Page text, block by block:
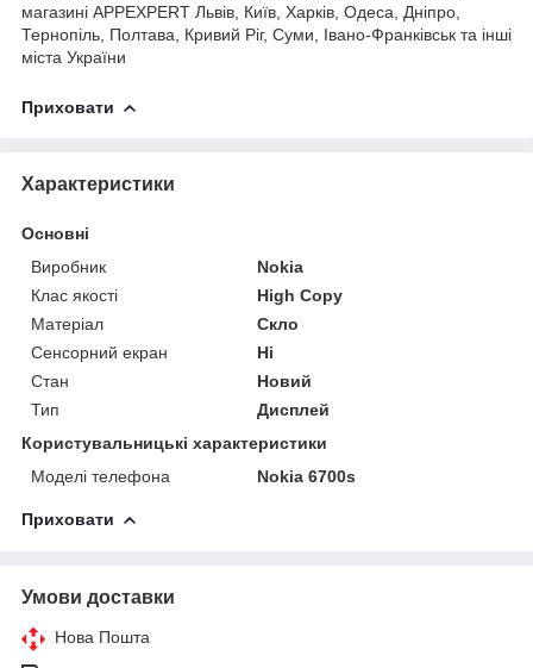
магазині APPEXPERT Львів, Київ, Харків, Одеса, Дніпро,
Тернопіль, Полтава, Кривий Ріг, Суми, Івано-Франківськ та інші
міста України
Приховати
Характеристики
Основні
Виробник
Nokia
Клас якості
High Copy
Матеріал
Скло
Сенсорний екран
Ні
Стан
Новий
Тип
Дисплей
Користувальницькі характеристики
Моделі телефона
Nokia 6700s
Приховати
Умови доставки
Нова Пошта